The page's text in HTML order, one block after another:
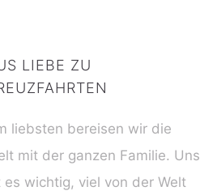
LIEBE ZU
liebsten bereisen wir die
mit der ganzen Familie. Uns
es wichtig, viel von der Welt